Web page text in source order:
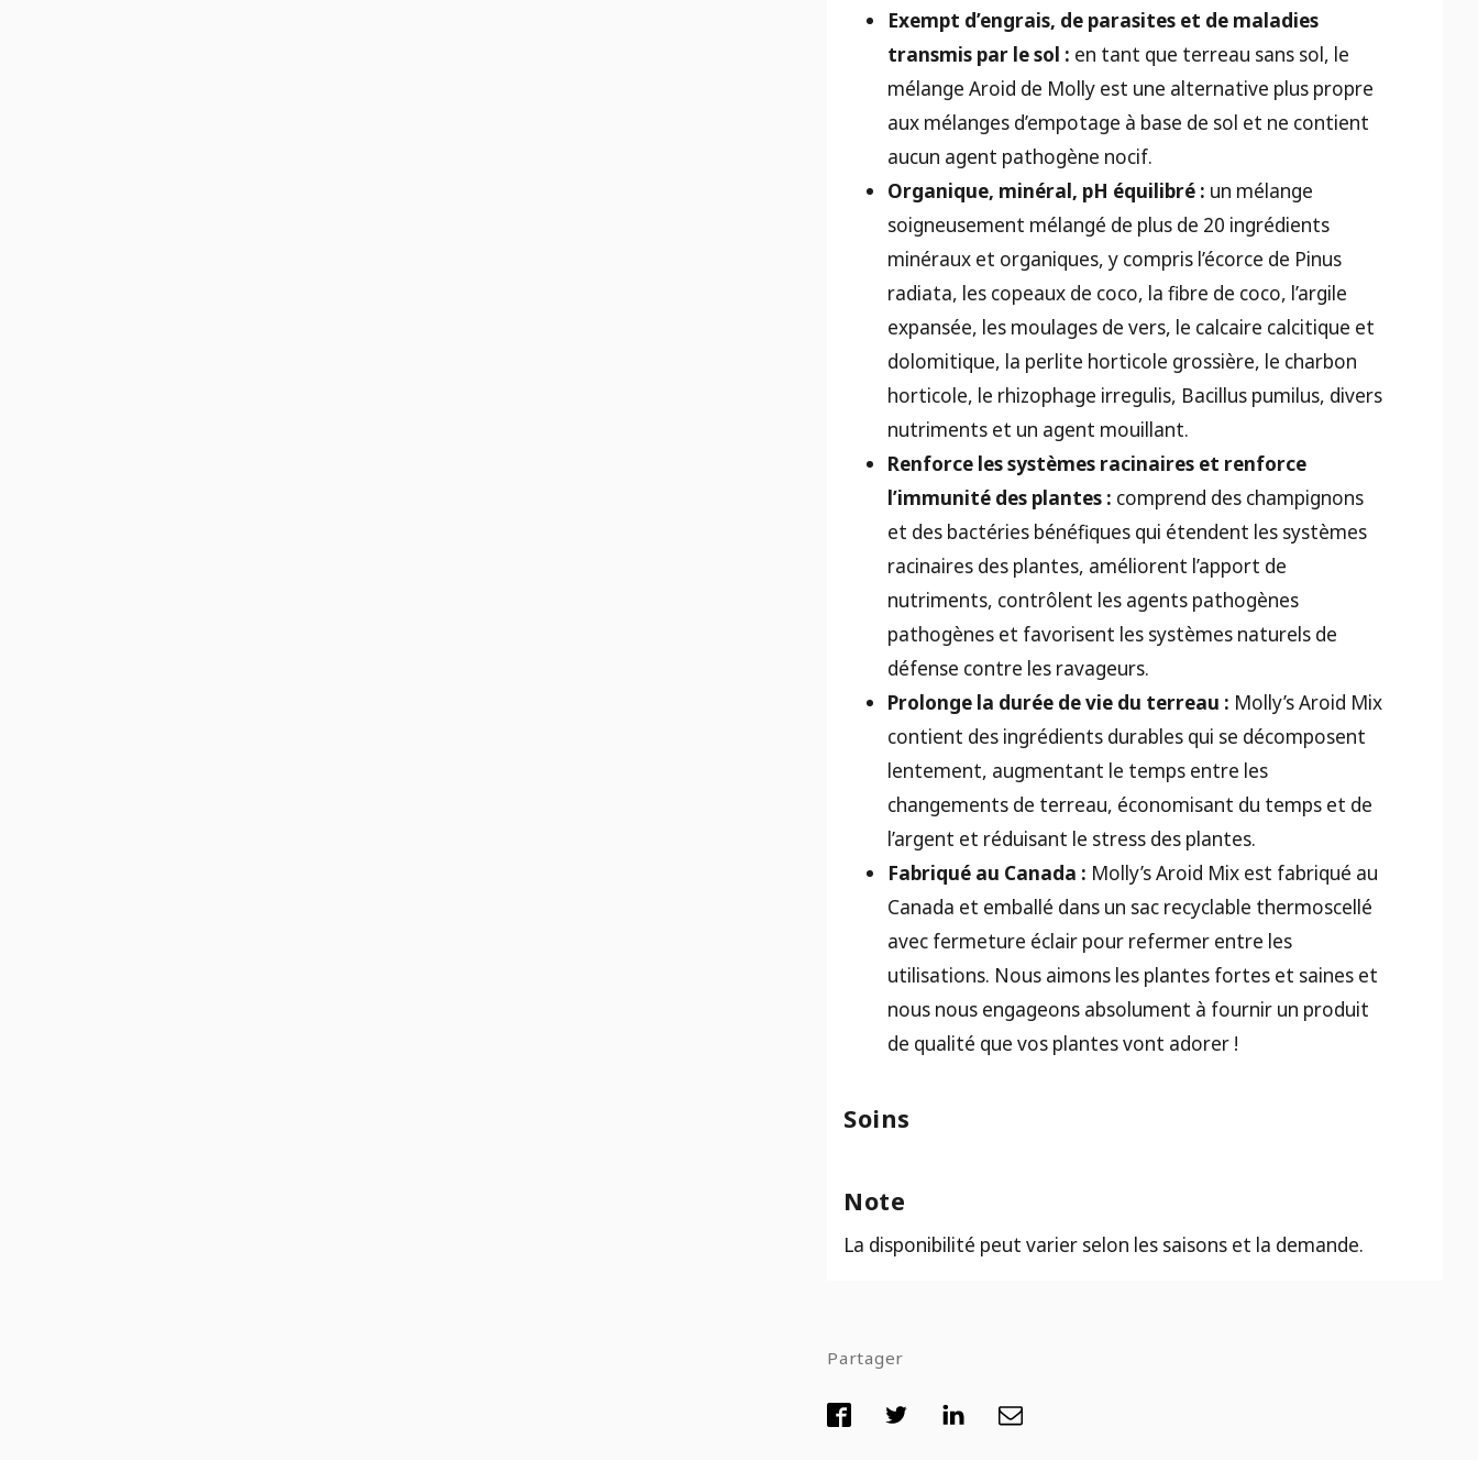
Exempt d’engrais, de parasites et de maladies
transmis par le sol : en tant que terreau sans sol, le
mélange Aroid de Molly est une alternative plus propre
aux mélanges d’empotage à base de sol et ne contient
aucun agent pathogène nocif.
Organique, minéral, pH équilibré : un mélange
soigneusement mélangé de plus de 20 ingrédients
minéraux et organiques, y compris l’écorce de Pinus
radiata, les copeaux de coco, la fibre de coco, l’argile
expansée, les moulages de vers, le calcaire calcitique et
dolomitique, la perlite horticole grossière, le charbon
horticole, le rhizophage irregulis, Bacillus pumilus, divers
nutriments et un agent mouillant.
Renforce les systèmes racinaires et renforce
l’immunité des plantes : comprend des champignons
et des bactéries bénéfiques qui étendent les systèmes
racinaires des plantes, améliorent l’apport de
nutriments, contrôlent les agents pathogènes
pathogènes et favorisent les systèmes naturels de
défense contre les ravageurs.
Prolonge la durée de vie du terreau : Molly’s Aroid Mix
contient des ingrédients durables qui se décomposent
lentement, augmentant le temps entre les
changements de terreau, économisant du temps et de
l’argent et réduisant le stress des plantes.
Fabriqué au Canada : Molly’s Aroid Mix est fabriqué au
Canada et emballé dans un sac recyclable thermoscellé
avec fermeture éclair pour refermer entre les
utilisations. Nous aimons les plantes fortes et saines et
nous nous engageons absolument à fournir un produit
de qualité que vos plantes vont adorer !
Soins
Note
La disponibilité peut varier selon les saisons et la demande.
Partager